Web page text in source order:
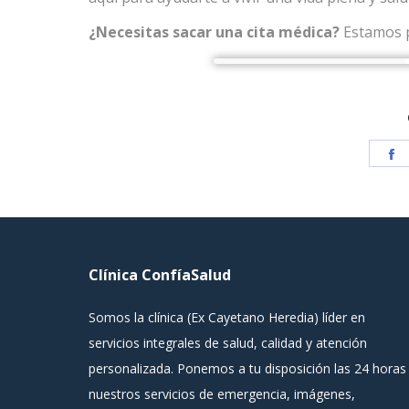
¿Necesitas sacar una cita médica? Estamos
Clínica ConfíaSalud
Somos la clínica (Ex Cayetano Heredia) líder en
servicios integrales de salud, calidad y atención
personalizada. Ponemos a tu disposición las 24 horas
nuestros servicios de emergencia, imágenes,